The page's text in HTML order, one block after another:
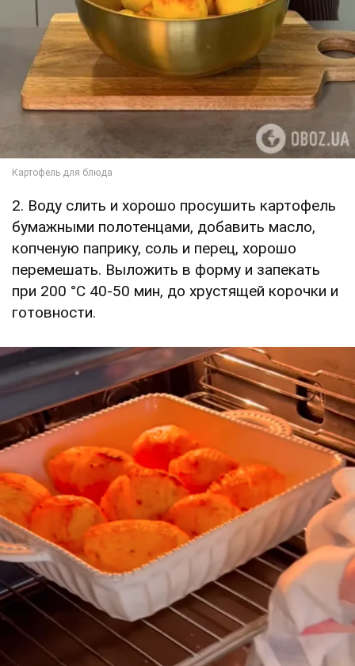
2. Воду слить и хорошо просушить картофель
бумажными полотенцами, добавить масло,
копченую паприку, соль и перец, хорошо
перемешать. Выложить в форму и запекать
при 200 °C 40-50 мин, до хрустящей корочки и
готовности.